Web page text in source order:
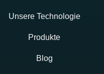
Unsere Technologie
Produkte
Blog